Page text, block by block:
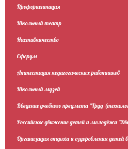
Профориентация
Школьный театр
Наставничество
Сферум
Аттестация педагогических работников
Школьный музей
Введение учебного предмета "Труд
Российское движение детей и молодёжи
Организация отдыха и оздоровления детей